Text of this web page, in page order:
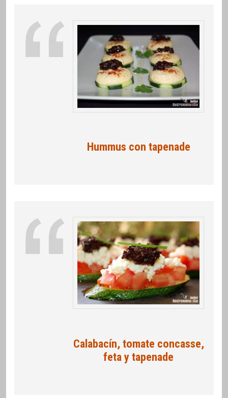
Hummus con tapenade
Calabacín, tomate concasse,
feta y tapenade